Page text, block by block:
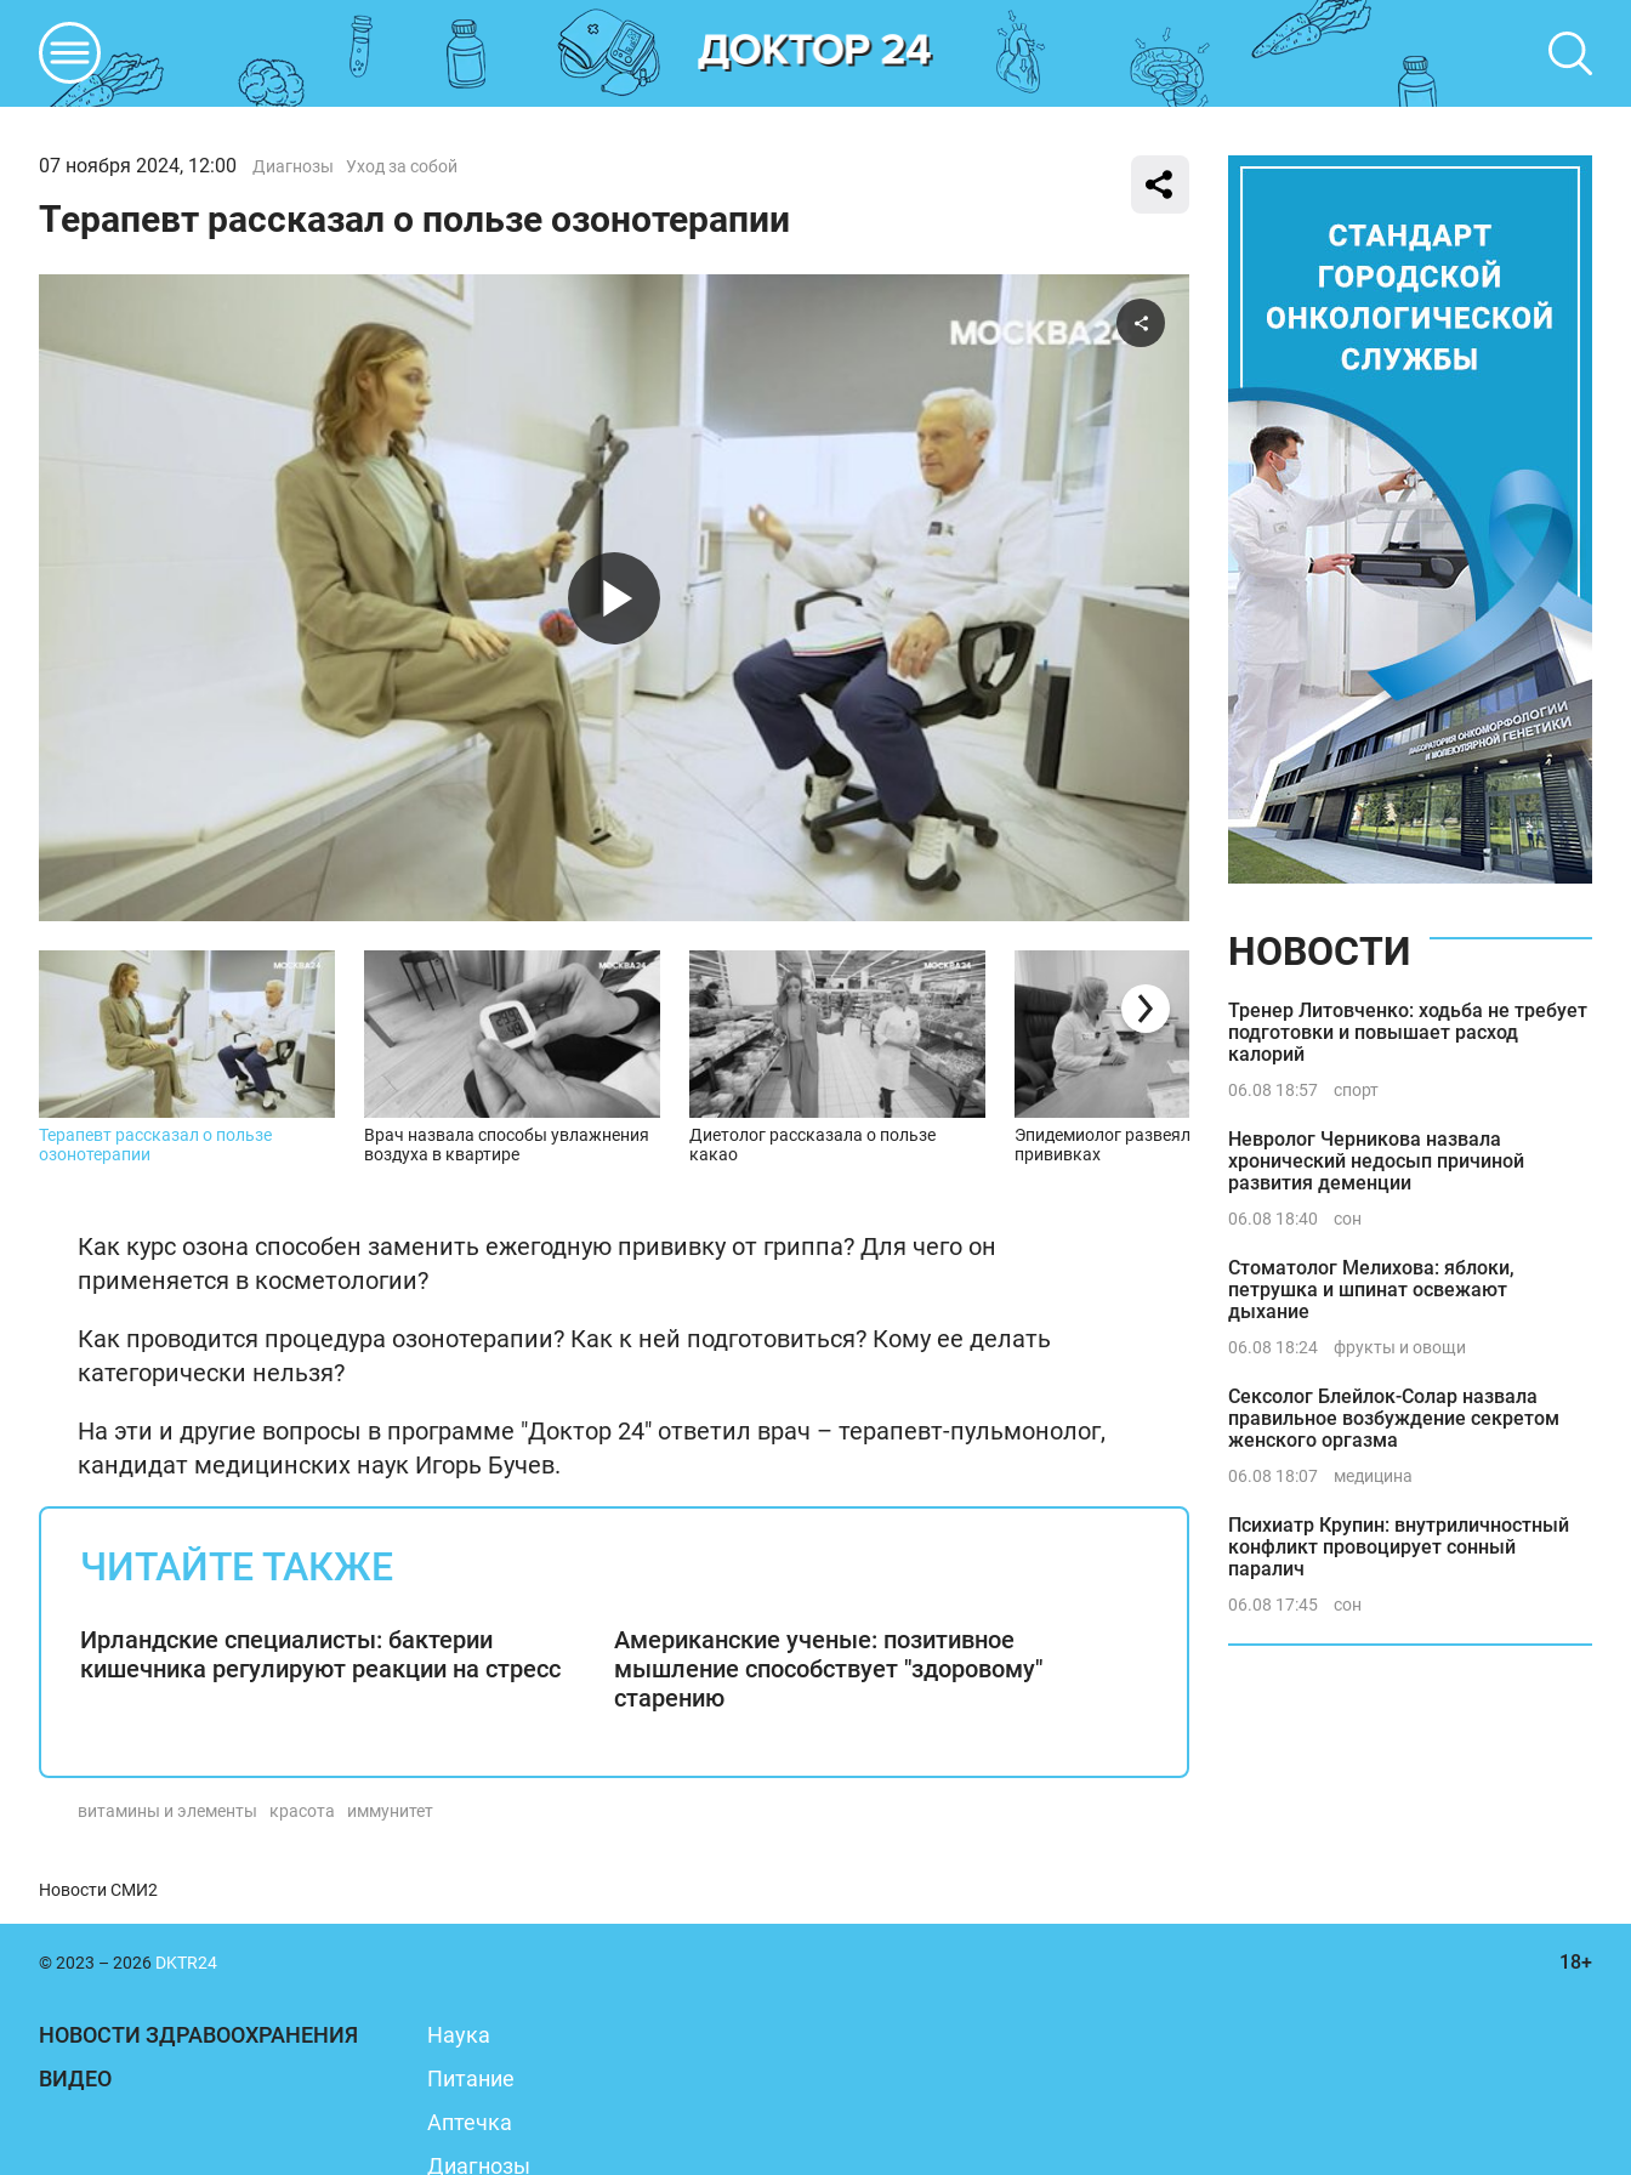
07 ноября 2024, 12:00 Диагнозы Уход за собой
Терапевт рассказал о пользе озонотерапии
Воспроизвести
видео
Поделиться
Терапевт рассказал о пользе
озонотерапии
Врач назвала способы увлажнения
воздуха в квартире
Диетолог рассказала о пользе
какао
Эпидемиолог развеяла мифы о
прививках
Как курс озона способен заменить ежегодную прививку от гриппа? Для чего он
применяется в косметологии?
Как проводится процедура озонотерапии? Как к ней подготовиться? Кому ее делать
категорически нельзя?
На эти и другие вопросы в программе "Доктор 24" ответил врач – терапевт-пульмонолог,
кандидат медицинских наук Игорь Бучев.
ЧИТАЙТЕ ТАКЖЕ
Ирландские специалисты: бактерии
кишечника регулируют реакции на стресс
Американские ученые: позитивное
мышление способствует "здоровому"
старению
витамины и элементы красота иммунитет
Новости СМИ2
НОВОСТИ
Тренер Литовченко: ходьба не требует
подготовки и повышает расход
калорий
06.08 18:57 спорт
Невролог Черникова назвала
хронический недосып причиной
развития деменции
06.08 18:40 сон
Стоматолог Мелихова: яблоки,
петрушка и шпинат освежают
дыхание
06.08 18:24 фрукты и овощи
Сексолог Блейлок-Солар назвала
правильное возбуждение секретом
женского оргазма
06.08 18:07 медицина
Психиатр Крупин: внутриличностный
конфликт провоцирует сонный
паралич
06.08 17:45 сон
© 2023 – 2026 DKTR24
НОВОСТИ ЗДРАВООХРАНЕНИЯ
ВИДЕО
Наука
Питание
Аптечка
Диагнозы